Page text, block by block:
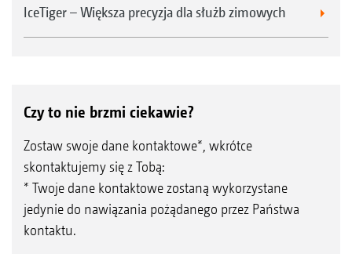
IceTiger – Większa precyzja dla służb zimowych
Czy to nie brzmi ciekawie?
Zostaw swoje dane kontaktowe*, wkrótce
skontaktujemy się z Tobą:
* Twoje dane kontaktowe zostaną wykorzystane
jedynie do nawiązania pożądanego przez Państwa
kontaktu.